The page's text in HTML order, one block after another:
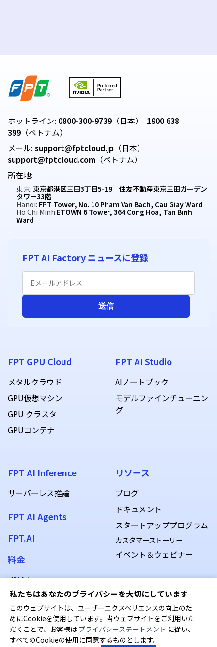
ホットライン: 0800-300-9739 （日本） 1900 638
399 （ベトナム）
メール: support@fptcloud.jp （日本）
support@fptcloud.com （ベトナム）
所在地:
東京:東京都港区三田3丁目5-19 住友不動産東京三田ガーデン
タワー33階
Hanoi: FPT Tower, No. 10 Pham Van Bach, Cau Giay Ward
Ho Chi Minh:ETOWN 6 Tower, 364 Cong Hoa, Tan Binh
Ward
FPT GPU Cloud
メタルクラウド
GPU仮想マシン
GPU クラスタ
GPUコンテナ
FPT AI Studio
AIノートブック
モデルファインチューニン
グ
FPT AI Inference
サーバーレス推論
FPT AI Agents
FPT.AI
料金
ポリシー
リソース
ブログ
ドキュメント
スタートアッププログラム
カスタマーストーリー
イベント＆ウェビナー
利用規約-プライバシーポリシー
私たちはあなたのプライバシーを大切にしています
このウェブサイトは、ユーザーエクスペリエンスの向上のた
めにCookieを使用しています。当ウェブサイトをご利用いた
だくことで、お客様は プライバシーステートメント に従い、
すべてのCookieの使用に同意するものとします。
当社では、お客さまのプライバシーを保護することを前提に、
Webサイト上の体験の向上、サイトの使用状況を分析すること
を目的にCookieを使用しています。詳細については、当社の